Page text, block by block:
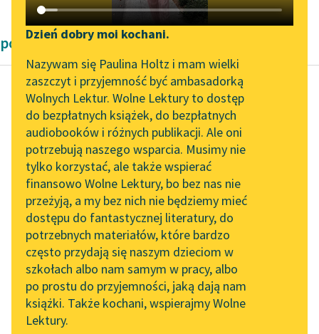
Katalog DAISY
Podkasty o książkach
Zgłoś brak utworu
Aktualności
Zapraszamy na spotkanie
online z tłumaczkami
literatury skandynawskiej
Spotkanie z Katarzyną
Tunkiel w Oslo
Wolne Lektury na 32.
Pol’and’Rock Festivalu
„Kochanek Lady
Chatterley” do słuchania
na Wolnych Lekturach
Nowy audiobook –
„Marzenie o Oriencie”
Narzędzia
Mapa Wolnych Lektur
Leśmianator
Przewodnik dla piszących i
czytających
API
OAI-PMH
Widget Wolnych Lektur
Przypisy
Dzień dobry moi kochani.
Nazywam się Paulina Holtz i mam wielki
zaszczyt i przyjemność być ambasadorką
Wolnych Lektur. Wolne Lektury to dostęp
do bezpłatnych książek, do bezpłatnych
audiobooków i różnych publikacji. Ale oni
potrzebują naszego wsparcia. Musimy nie
tylko korzystać, ale także wspierać
finansowo Wolne Lektury, bo bez nas nie
przeżyją, a my bez nich nie będziemy mieć
dostępu do fantastycznej literatury, do
potrzebnych materiałów, które bardzo
często przydają się naszym dzieciom w
szkołach albo nam samym w pracy, albo
po prostu do przyjemności, jaką dają nam
książki. Także kochani, wspierajmy Wolne
Lektury.
powieści Aleksandra Dumas
Aleksander Dumas (ojciec)
Trzej
muszkieterowie,
tom drugi
Muszkieter okrążył
dom kilka razy, zanim
odszukał drzwi
pomalowane na
czerwono, równie jak
cały budynek...